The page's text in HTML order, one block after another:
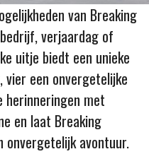
van Breaking
verjaardag of
uitje biedt een unieke
een onvergetelijke
met
en laat Breaking
onvergetelijk avontuur.